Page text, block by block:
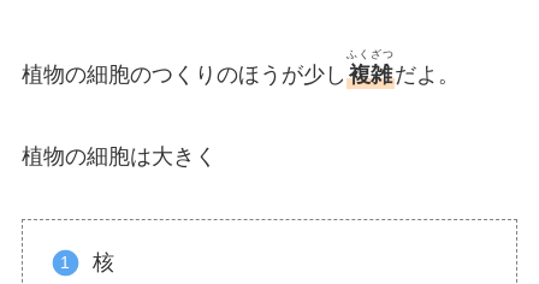
植物の細胞のつくりのほうが少し 複雑
ふくざつ
だよ。
植物の細胞は大きく
核